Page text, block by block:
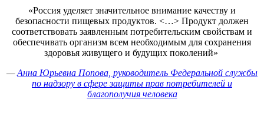
«Россия уделяет значительное внимание качеству и
безопасности пищевых продуктов. <…> Продукт должен
соответствовать заявленным потребительским свойствам и
обеспечивать организм всем необходимым для сохранения
здоровья живущего и будущих поколений»
—Анна Юрьевна Попова, руководитель Федеральной службы
по надзору в сфере защиты прав потребителей и
благополучия человека